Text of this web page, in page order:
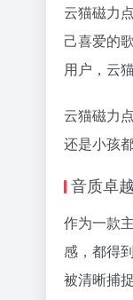
云猫磁力
己喜爱的
用户，云
云猫磁力
还是小孩
音质卓
作为一款
感，都得
被清晰捕